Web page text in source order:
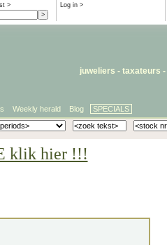
Log in >
>
juweliers - taxateurs -
Weekly herald Blog SPECIALS
klik hier !!!